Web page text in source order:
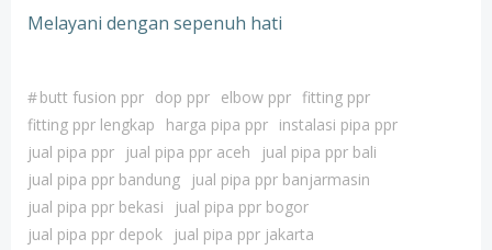
Melayani dengan sepenuh hati
#butt fusion ppr dop ppr elbow ppr fitting ppr
fitting ppr lengkap
harga pipa ppr instalasi pipa ppr
jual pipa ppr
jual pipa ppr aceh
jual pipa ppr bali
jual pipa ppr bandung
jual pipa ppr banjarmasin
jual pipa ppr bekasi
jual pipa ppr bogor
jual pipa ppr depok
jual pipa ppr jakarta